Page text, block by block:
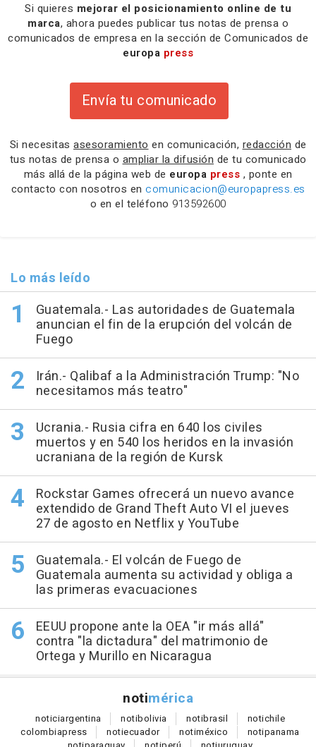
Si quieres mejorar el posicionamiento online de tu
marca, ahora puedes publicar tus notas de prensa o
comunicados de empresa en la sección de Comunicados de
europa press
Envía tu comunicado
Si necesitas asesoramiento en comunicación, redacción de
tus notas de prensa o ampliar la difusión de tu comunicado
más allá de la página web de europa press , ponte en
contacto con nosotros en comunicacion@europapress.es
o en el teléfono 913592600
Lo más leído
Guatemala.- Las autoridades de Guatemala
anuncian el fin de la erupción del volcán de
Fuego
Irán.- Qalibaf a la Administración Trump: "No
necesitamos más teatro"
Ucrania.- Rusia cifra en 640 los civiles
muertos y en 540 los heridos en la invasión
ucraniana de la región de Kursk
Rockstar Games ofrecerá un nuevo avance
extendido de Grand Theft Auto VI el jueves
27 de agosto en Netflix y YouTube
Guatemala.- El volcán de Fuego de
Guatemala aumenta su actividad y obliga a
las primeras evacuaciones
EEUU propone ante la OEA "ir más allá"
contra "la dictadura" del matrimonio de
Ortega y Murillo en Nicaragua
notimérica
noticiargentina notibolivia notibrasil notichile
colombiapress notiecuador notiméxico notipanama